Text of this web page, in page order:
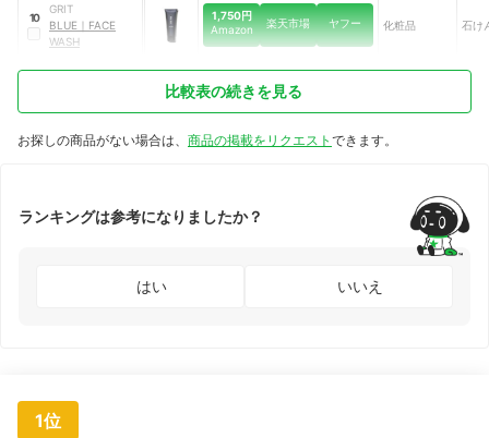
10
GRIT
BLUE ｜ FACE
WASH
1,750円
Amazon
楽天市場 ヤフー 化粧品 石け
比較表の続きを見る
お探しの商品がない場合は、 商品の掲載をリクエスト できます。
ランキングは参考になりましたか？
はい いいえ
1位